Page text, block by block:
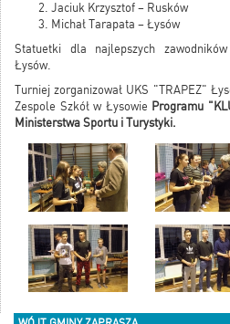
Jaciuk Krzysztof – Rusków
Michał Tarapata – Łysów
Statuetki dla najlepszych
Łysów.
Turniej zorganizował UKS "TRAPEZ"
Zespole Szkół w Łysowie Programu
Ministerstwa Sportu i Turystyki.